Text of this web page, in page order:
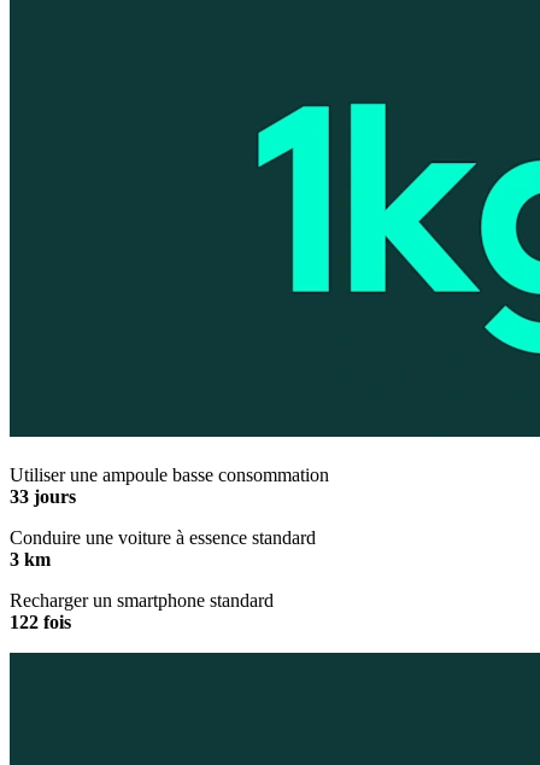
Utiliser une ampoule basse consommation
33 jours
Conduire une voiture à essence standard
3 km
Recharger un smartphone standard
122 fois